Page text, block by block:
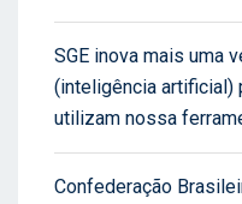
SGE inova mais uma
(inteligência artificial)
utilizam nossa
Confederação